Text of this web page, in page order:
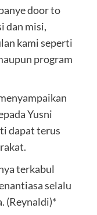
door to
dan misi,
kami seperti
program
Yusni
dapat terus
terkabul
selalu
(Reynaldi)*